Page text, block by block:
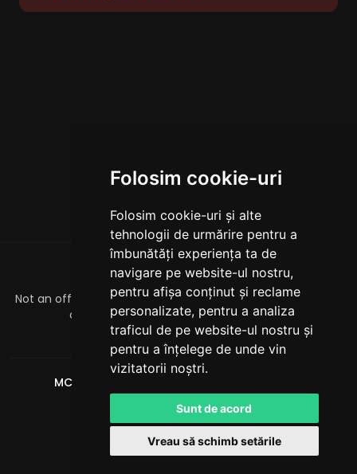
Folosim cookie-uri
Folosim cookie-uri și alte
tehnologii de urmărire pentru a
îmbunătăți experiența ta de
navigare pe website-ul nostru,
pentru afișa conținut și reclame
personalizate, pentru a analiza
traficul de pe website-ul nostru și
pentru a înțelege de unde vin
vizitatorii noștri.
Sunt de acord
Vreau să schimb setările
DESPRE
Not an official Minecraft product/service. Not approved by
or associated with Mojang or Microsoft.
officialmcrivals@gmail.com
MCRivals
Powered byLeaderOS
Română USD